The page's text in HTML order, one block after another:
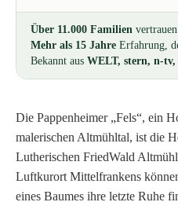
Über 11.000 Familien
Mehr als 15 Jahre Erfahrung,
Bekannt aus WELT, stern, n-tv,
Die Pappenheimer „Fels“, ein
malerischen Altmühltal, ist die
Lutherischen FriedWald
Luftkurort Mittelfrankens
eines Baumes ihre letzte Ruhe